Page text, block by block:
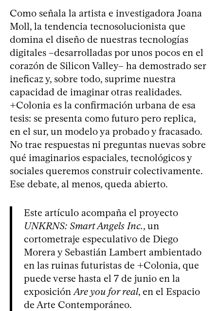
Como señala la artista e investigadora Joana
Moll, la tendencia tecnosolucionista que
domina el diseño de nuestras tecnologías
digitales –desarrolladas por unos pocos en el
corazón de Silicon Valley– ha demostrado ser
ineficaz y, sobre todo, suprime nuestra
capacidad de imaginar otras realidades.
+Colonia es la confirmación urbana de esa
tesis: se presenta como futuro pero replica,
en el sur, un modelo ya probado y fracasado.
No trae respuestas ni preguntas nuevas sobre
qué imaginarios espaciales, tecnológicos y
sociales queremos construir colectivamente.
Ese debate, al menos, queda abierto.
Este artículo acompaña el proyecto
UNKRNS: Smart Angels Inc., un
cortometraje especulativo de Diego
Morera y Sebastián Lambert ambientado
en las ruinas futuristas de +Colonia, que
puede verse hasta el 7 de junio en la
exposiciónAre you for real, en el Espacio
de Arte Contemporáneo.